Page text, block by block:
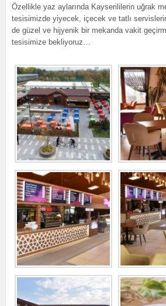
Özellikle yaz aylarında Kayserililerin uğrak
tesisimizde yiyecek, içecek ve tatlı
de güzel ve hijyenik bir mekanda vakit
tesisimize bekliyoruz…